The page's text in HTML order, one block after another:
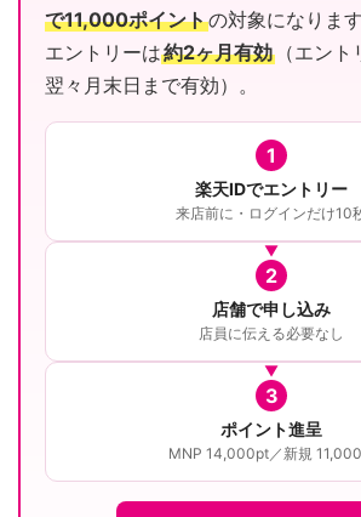
で11,000ポイントの対象になります
エントリーは約2ヶ月有効 （エン
翌々月末日まで有効）。
1
楽天IDでエントリー
来店前に・ログインだけ10
2
店舗で申し込み
店員に伝える必要なし
3
ポイント進呈
MNP 14,000pt／新規